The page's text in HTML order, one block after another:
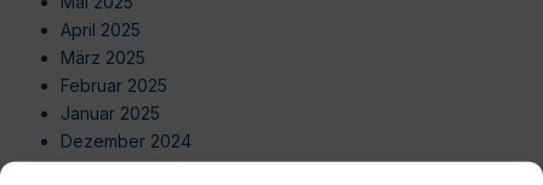
April 2025
März 2025
Februar 2025
Januar 2025
Dezember 2024
November 2024